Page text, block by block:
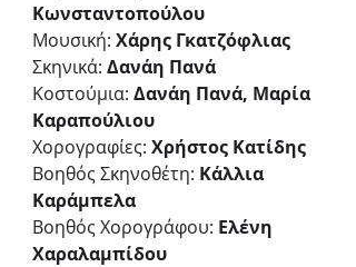
Κωνσταντοπούλου
Μουσική: Χάρης Γκατζόφλιας
Σκηνικά: Δανάη Πανά
Κοστούμια: Δανάη Πανά, Μαρία
Καραπούλιου
Χορογραφίες: Χρήστος Κατίδης
Βοηθός Σκηνοθέτη: Κάλλια
Καράμπελα
Βοηθός Χορογράφου: Ελένη
Χαραλαμπίδου